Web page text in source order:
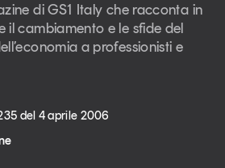
di GS1 Italy che racconta in
il cambiamento e le sfide del
a professionisti e
del 4 aprile 2006